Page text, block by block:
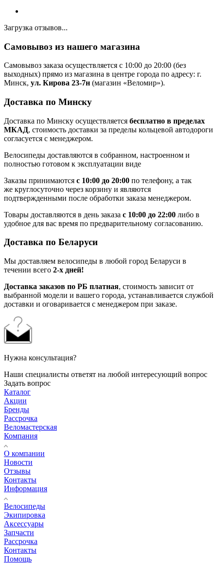
Загрузка отзывов...
Самовывоз из нашего магазина
Самовывоз заказа осуществляется с 10:00 до 20:00 (без
выходных) прямо из магазина в центре города по адресу: г.
Минск, ул. Кирова 23-7н (магазин «Веломир»).
Доставка по Минску
Доставка по Минску осуществляется бесплатно в пределах
МКАД, стоимость доставки за пределы кольцевой автодороги
согласуется с менеджером.
Велосипеды доставляются в собранном, настроенном и
полностью готовом к эксплуатации виде
Заказы принимаются с 10:00 до 20:00 по телефону, а так
же круглосуточно через корзину и являются
подтвержденными после обработки заказа менеджером.
Товары доставляются в день заказа с 10:00 до 22:00 либо в
удобное для вас время по предварительному согласованию.
Доставка по Беларуси
Мы доставляем велосипеды в любой город Беларуси в
течении всего 2-х дней!
Доставка заказов по РБ платная, стоимость зависит от
выбранной модели и вашего города, устанавливается службой
доставки и оговаривается с менеджером при заказе.
Нужна консультация?
Наши специалисты ответят на любой интересующий вопрос
Задать вопрос
Каталог
Акции
Бренды
Рассрочка
Веломастерская
Компания
О компании
Новости
Отзывы
Контакты
Информация
Велосипеды
Экипировка
Аксессуары
Запчасти
Рассрочка
Контакты
Помощь